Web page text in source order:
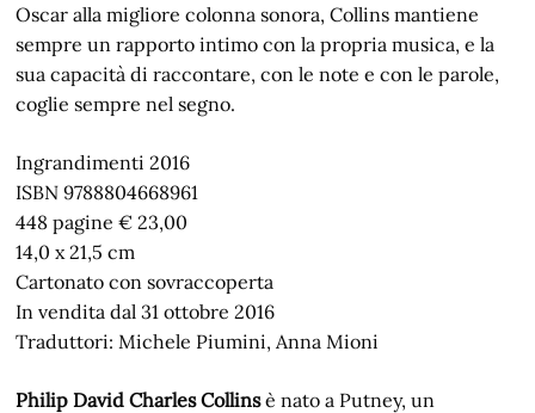
Oscar alla migliore colonna sonora, Collins mantiene
sempre un rapporto intimo con la propria musica, e la
sua capacità di raccontare, con le note e con le parole,
coglie sempre nel segno.
Ingrandimenti 2016
ISBN 9788804668961
448 pagine € 23,00
14,0 x 21,5 cm
Cartonato con sovraccoperta
In vendita dal 31 ottobre 2016
Traduttori: Michele Piumini, Anna Mioni
Philip David Charles Collinsè nato a Putney, un